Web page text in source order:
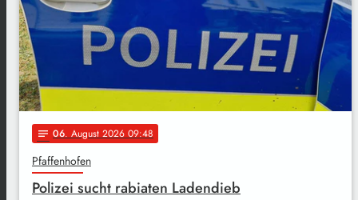
notes 06. August 2026 09:48
Pfaffenhofen
Polizei sucht rabiaten Ladendieb